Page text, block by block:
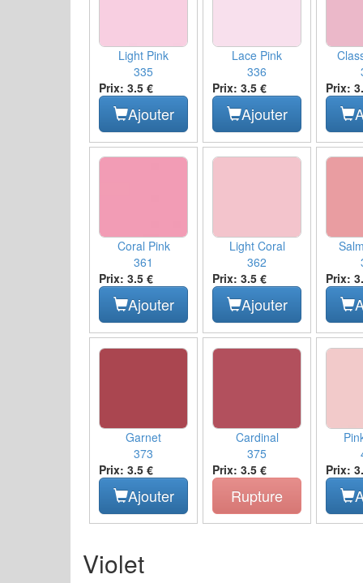
Light Pink
335
Prix: 3.5 €
Ajouter
Lace Pink
336
Prix: 3.5 €
Ajouter
Prix:
Coral Pink
361
Prix: 3.5 €
Ajouter
Light Coral
362
Prix: 3.5 €
Ajouter
Prix:
Garnet
373
Prix: 3.5 €
Ajouter
Cardinal
375
Prix: 3.5 €
Rupture
Prix:
Violet